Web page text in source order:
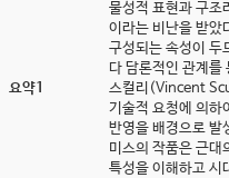
요약1
물성적 표현과 구조
이라는 비난을 받았
구성되는 속성이 두
다 담론적인 관계를
스컬리(Vincent
기술적 요청에 의하
반영을 배경으로 발
미스의 작품은 근대
특성을 이해하고 시